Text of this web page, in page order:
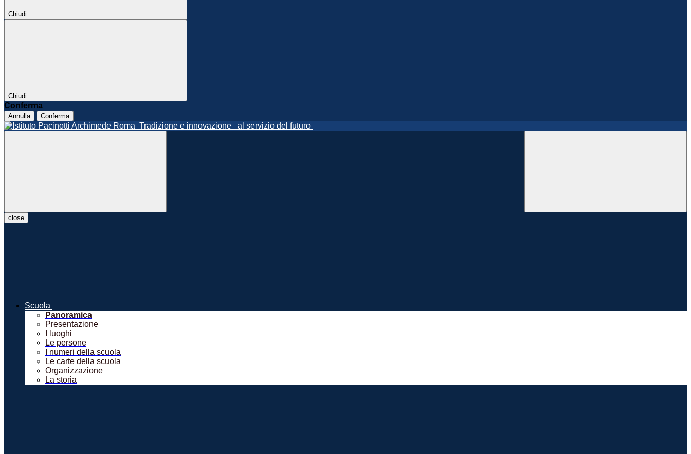
Chiudi
Chiudi
Conferma
Annulla Conferma
Roma Tradizione e innovazione al servizio del futuro
close
Scuola
Panoramica
Presentazione
I luoghi
Le persone
I numeri della scuola
Le carte della scuola
Organizzazione
La storia